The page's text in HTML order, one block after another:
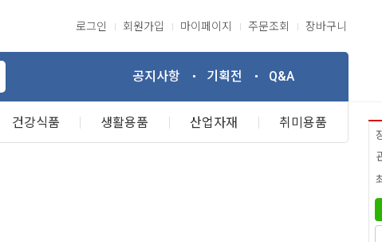
로그인 회원가입 마이페이지 주문조회 장바구니
공지사항 기획전 Q&A
건강식품 생활용품 산업자재 취미용품